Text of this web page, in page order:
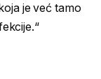
je već tamo